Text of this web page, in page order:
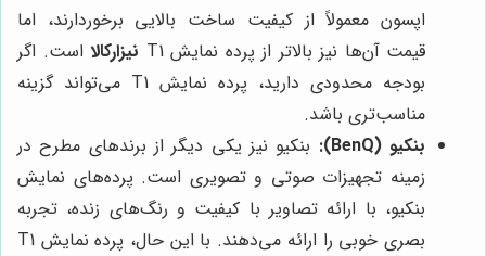
اپسون معمولاً از کیفیت ساخت بالایی برخوردارند، اما
قیمت آن‌ها نیز بالاتر از پرده نمایش T1
نیزارکالا است. اگر
بودجه محدودی دارید، پرده نمایش T1 می‌تواند گزینه
مناسب‌تری باشد.
بنکیو (BenQ):
بنکیو نیز یکی دیگر از برندهای مطرح در
زمینه تجهیزات صوتی و تصویری است. پرده‌های نمایش
بنکیو، با ارائه تصاویر با کیفیت و رنگ‌های زنده، تجربه
بصری خوبی را ارائه می‌دهند. با این حال، پرده نمایش T1